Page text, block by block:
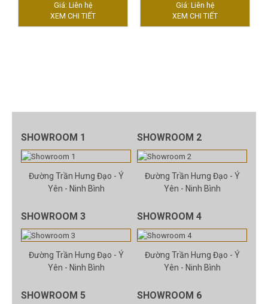
Giá: Liên hệ
XEM CHI TIẾT
Giá: Liên hệ
XEM CHI TIẾT
SHOWROOM 1
Đường Trần Hưng Đạo - Ý
Yên - Ninh Bình
SHOWROOM 2
Đường Trần Hưng Đạo - Ý
Yên - Ninh Bình
SHOWROOM 3
Đường Trần Hưng Đạo - Ý
Yên - Ninh Bình
SHOWROOM 4
Đường Trần Hưng Đạo - Ý
Yên - Ninh Bình
SHOWROOM 5 SHOWROOM 6